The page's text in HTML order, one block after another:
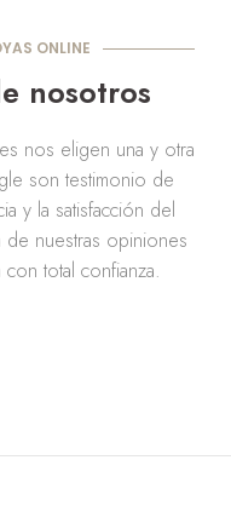
ONLINE
nosotros
nos eligen una y otra
son testimonio de
y la satisfacción del
de nuestras opiniones
total confianza.